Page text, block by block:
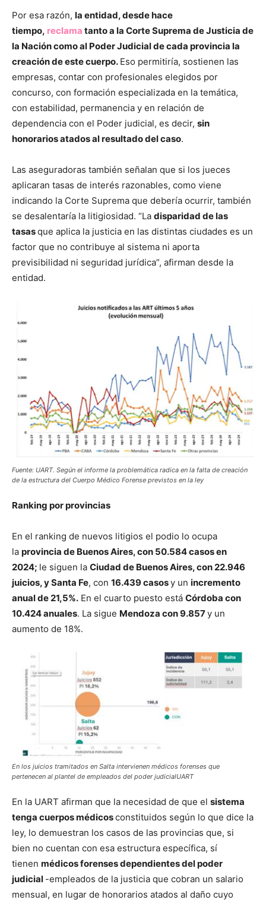
Por esa razón, la entidad, desde hace
tiempo, reclama tanto a la Corte Suprema de Justicia de
la Nación como al Poder Judicial de cada provincia la
creación de este cuerpo. Eso permitiría, sostienen las
empresas, contar con profesionales elegidos por
concurso, con formación especializada en la temática,
con estabilidad, permanencia y en relación de
dependencia con el Poder judicial, es decir, sin
honorarios atados al resultado del caso.
Las aseguradoras también señalan que si los jueces
aplicaran tasas de interés razonables, como viene
indicando la Corte Suprema que debería ocurrir, también
se desalentaría la litigiosidad. “La disparidad de las
tasasque aplica la justicia en las distintas ciudades es un
factor que no contribuye al sistema ni aporta
previsibilidad ni seguridad jurídica”, afirman desde la
entidad.
Fuente: UART. Según el informe la problemática radica en la falta de creación
de la estructura del Cuerpo Médico Forense previstos en la ley
Ranking por provincias
En el ranking de nuevos litigios el podio lo ocupa
la provincia de Buenos Aires, con 50.584 casos en
2024; le siguen la Ciudad de Buenos Aires, con 22.946
juicios, y Santa Fe, con 16.439 casosy un incremento
anual de 21,5%. En el cuarto puesto está Córdoba con
10.424 anuales. La sigue Mendoza con 9.857y un
aumento de 18%.
En los juicios tramitados en Salta intervienen médicos forenses que
pertenecen al plantel de empleados del poder judicialUART
En la UART afirman que la necesidad de que el sistema
tenga cuerpos médicosconstituidos según lo que dice la
ley, lo demuestran los casos de las provincias que, si
bien no cuentan con esa estructura específica, sí
tienen médicos forenses dependientes del poder
judicial -empleados de la justicia que cobran un salario
mensual, en lugar de honorarios atados al daño cuyo